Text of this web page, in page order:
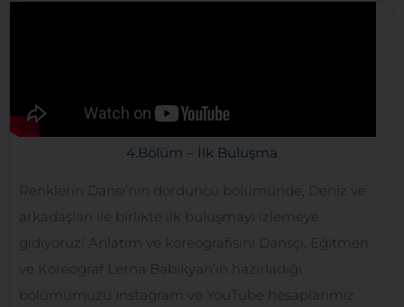
4.Bölüm – İlk Buluşma
Renklerin Dansı’nın dördüncü bölümünde, Deniz ve
arkadaşları ile birlikte ilk buluşmayı izlemeye
gidiyoruz! Anlatım ve koreografisini Dansçı, Eğitmen
ve Koreograf Lerna Babikyan’ın hazırladığı
bölümümüzü Instagram ve YouTube hesaplarımız